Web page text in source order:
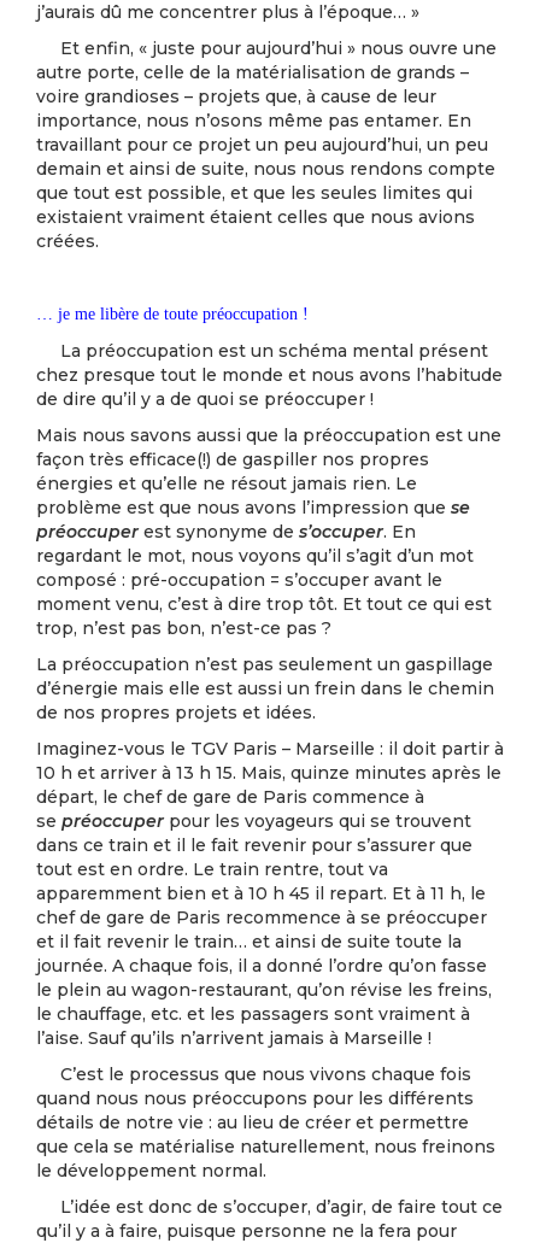
j’aurais dû me concentrer plus à l’époque… »
Et enfin, « juste pour aujourd’hui » nous ouvre une
autre porte, celle de la matérialisation de grands –
voire grandioses – projets que, à cause de leur
importance, nous n’osons même pas entamer. En
travaillant pour ce projet un peu aujourd’hui, un peu
demain et ainsi de suite, nous nous rendons compte
que tout est possible, et que les seules limites qui
existaient vraiment étaient celles que nous avions
créées.
… je me libère de toute préoccupation !
La préoccupation est un schéma mental présent
chez presque tout le monde et nous avons l’habitude
de dire qu’il y a de quoi se préoccuper !
Mais nous savons aussi que la préoccupation est une
façon très efficace(!) de gaspiller nos propres
énergies et qu’elle ne résout jamais rien. Le
problème est que nous avons l’impression que se
préoccuperest synonyme de s’occuper. En
regardant le mot, nous voyons qu’il s’agit d’un mot
composé : pré-occupation = s’occuper avant le
moment venu, c’est à dire trop tôt. Et tout ce qui est
trop, n’est pas bon, n’est-ce pas ?
La préoccupation n’est pas seulement un gaspillage
d’énergie mais elle est aussi un frein dans le chemin
de nos propres projets et idées.
Imaginez-vous le TGV Paris – Marseille : il doit partir à
10 h et arriver à 13 h 15. Mais, quinze minutes après le
départ, le chef de gare de Paris commence à
se préoccuperpour les voyageurs qui se trouvent
dans ce train et il le fait revenir pour s’assurer que
tout est en ordre. Le train rentre, tout va
apparemment bien et à 10 h 45 il repart. Et à 11 h, le
chef de gare de Paris recommence à se préoccuper
et il fait revenir le train… et ainsi de suite toute la
journée. A chaque fois, il a donné l’ordre qu’on fasse
le plein au wagon-restaurant, qu’on révise les freins,
le chauffage, etc. et les passagers sont vraiment à
l’aise. Sauf qu’ils n’arrivent jamais à Marseille !
C’est le processus que nous vivons chaque fois
quand nous nous préoccupons pour les différents
détails de notre vie : au lieu de créer et permettre
que cela se matérialise naturellement, nous freinons
le développement normal.
L’idée est donc de s’occuper, d’agir, de faire tout ce
qu’il y a à faire, puisque personne ne la fera pour